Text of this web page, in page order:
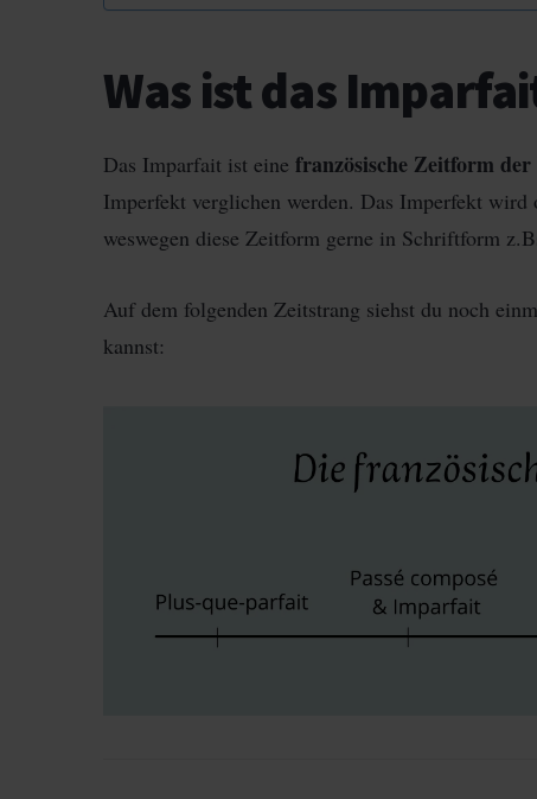
Was ist das
Das Imparfait ist eine französische Zeitform der
Imperfekt verglichen werden. Das Imperfekt wird
weswegen diese Zeitform gerne in Schriftform
Auf dem folgenden Zeitstrang siehst du noch
kannst: